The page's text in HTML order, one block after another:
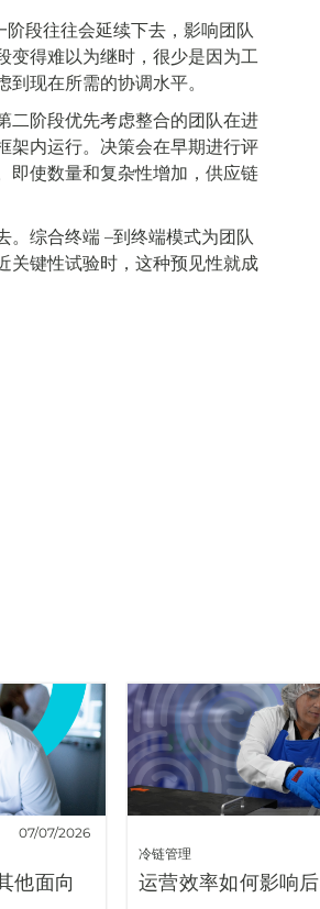
阶段往往会延续下去，影响团队
变得难以为继时，很少是因为工
现在所需的协调水平。
二阶段优先考虑整合的团队在进
架内运行。决策会在早期进行评
即使数量和复杂性增加，供应链
。综合终端 –到终端模式为团队
关键性试验时，这种预见性就成
07/07/2026
他面向
冷链管理
运营效率如何影响